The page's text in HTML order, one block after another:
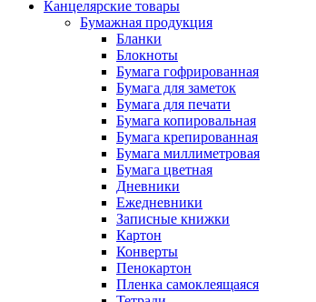
Канцелярские товары
Бумажная продукция
Бланки
Блокноты
Бумага гофрированная
Бумага для заметок
Бумага для печати
Бумага копировальная
Бумага крепированная
Бумага миллиметровая
Бумага цветная
Дневники
Ежедневники
Записные книжки
Картон
Конверты
Пенокартон
Пленка самоклеящаяся